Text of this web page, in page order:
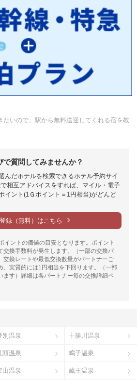
たいので、駅から無料送迎してくれる宿を教
で質問してみませんか？
んだホテルを検索できるホテル予約サイ
相互アドバイスをすれば、マイル・電子
イント(1Ｇポイント＝1円相当)がどんど
録（無料）はこちら
イントの価値の目安となります。ポイント
交換手数料が発生します。（一部の交換パ
交換レートや最低交換数量がパートナーご
、実質的には1円相当を下回ります。（一部
ます）詳細は各パートナー毎の交換詳細ペ
別温泉 十勝川温泉
頭温泉 鳴子温泉
山温泉 蔵王温泉